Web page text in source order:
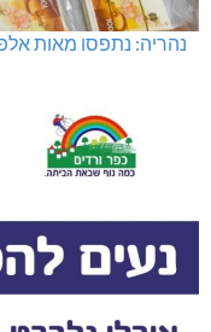
נהריה: נתפסו מאות